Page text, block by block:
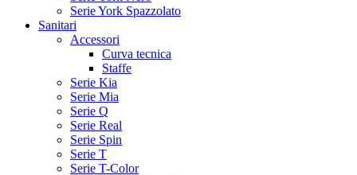
Serie York Spazzolato
Sanitari
Accessori
Curva tecnica
Staffe
Serie Kia
Serie Mia
Serie Q
Serie Real
Serie Spin
Serie T
Serie T-Color